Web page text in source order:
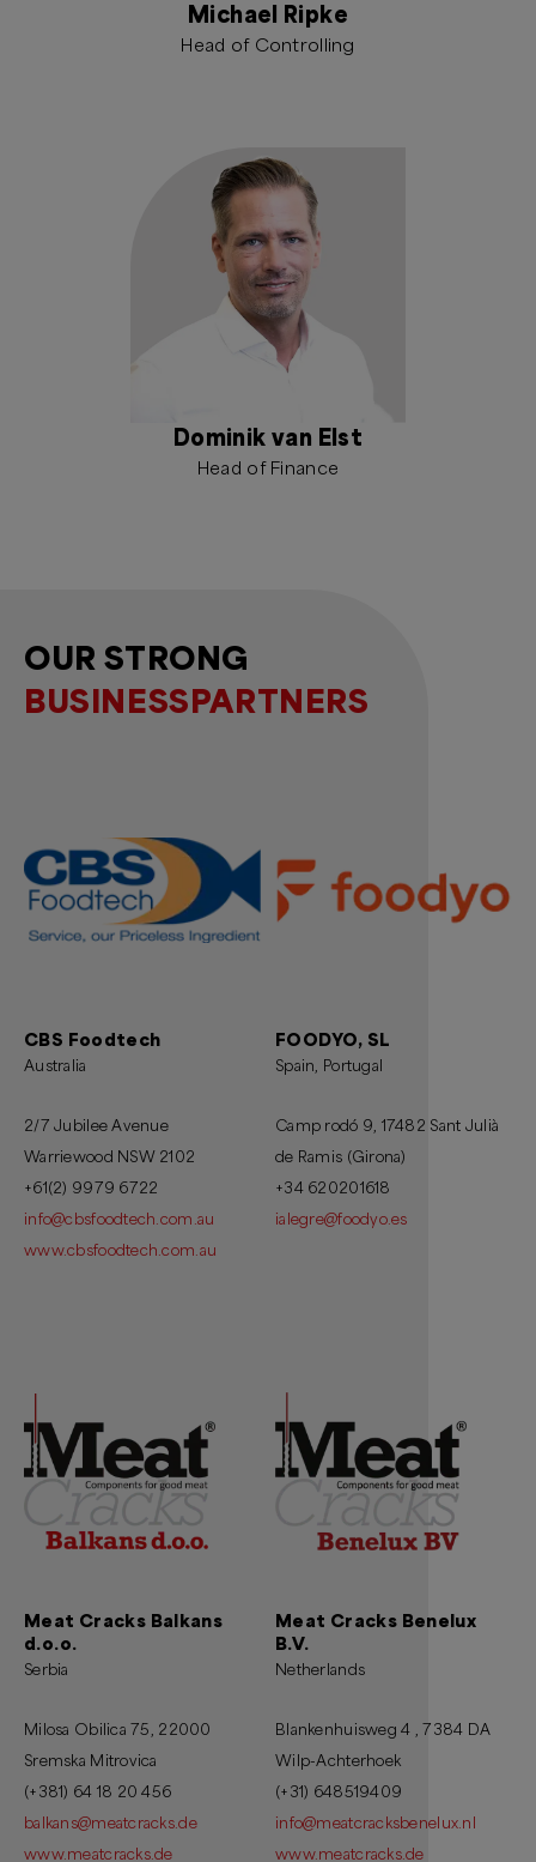
Michael Ripke
Head of Controlling
Dominik van Elst
Head of Finance
OUR STRONG
BUSINESSPARTNERS
CBS Foodtech
Australia
2/7 Jubilee Avenue
Warriewood NSW 2102
+61(2) 9979 6722
info@cbsfoodtech.com.au
www.cbsfoodtech.com.au
FOODYO, SL
Spain, Portugal
Camp rodó 9, 17482 Sant Julià
de Ramis (Girona)
+34 620201618
ialegre@foodyo.es
Meat Cracks Balkans
d.o.o.
Serbia
Milosa Obilica 75, 22000
Sremska Mitrovica
(+381) 64 18 20 456
balkans@meatcracks.de
www.meatcracks.de
Meat Cracks Benelux
B.V.
Netherlands
Blankenhuisweg 4 , 7384 DA
Wilp-Achterhoek
(+31) 648519409
info@meatcracksbenelux.nl
www.meatcracks.de